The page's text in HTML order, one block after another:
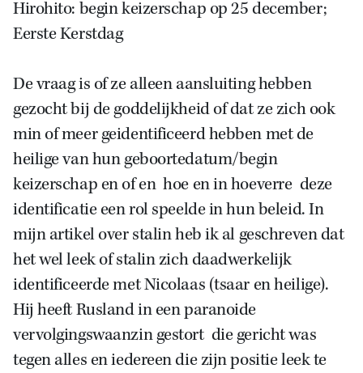
Hirohito: begin keizerschap op 25 december;
Eerste Kerstdag
De vraag is of ze alleen aansluiting hebben
gezocht bij de goddelijkheid of dat ze zich ook
min of meer geidentificeerd hebben met de
heilige van hun geboortedatum/begin
keizerschap en of en hoe en in hoeverre deze
identificatie een rol speelde in hun beleid. In
mijn artikel over stalin heb ik al geschreven dat
het wel leek of stalin zich daadwerkelijk
identificeerde met Nicolaas (tsaar en heilige).
Hij heeft Rusland in een paranoide
vervolgingswaanzin gestort die gericht was
tegen alles en iedereen die zijn positie leek te